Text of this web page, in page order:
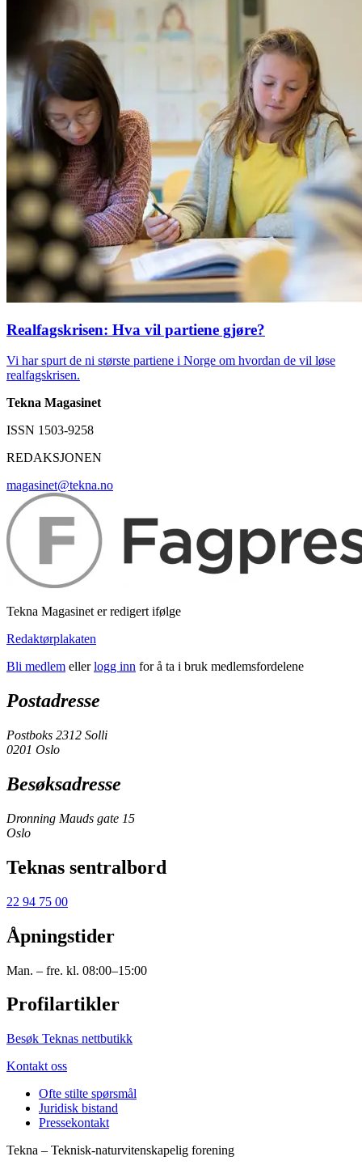
Realfagskrisen: Hva vil partiene gjøre?
Vi har spurt de ni største partiene i Norge om hvordan de vil løse
realfagskrisen.
Tekna Magasinet
ISSN 1503-9258
REDAKSJONEN
magasinet@tekna.no
Tekna Magasinet er redigert ifølge
Redaktørplakaten
Bli medlem ellerlogg inn for å ta i bruk medlemsfordelene
Postadresse
Postboks 2312 Solli
0201 Oslo
Besøksadresse
Dronning Mauds gate 15
Oslo
Teknas sentralbord
22 94 75 00
Åpningstider
Man. – fre. kl. 08:00–15:00
Profilartikler
Besøk Teknas nettbutikk
Kontakt oss
Ofte stilte spørsmål
Juridisk bistand
Pressekontakt
Tekna – Teknisk-naturvitenskapelig forening